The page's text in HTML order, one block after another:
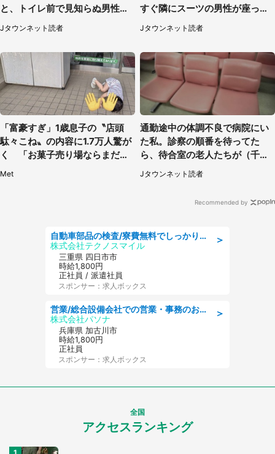
と、トイレ前で見知らぬ男性に
（東京都・女性）
Jタウンネット読者
すぐ隣にスーツの男性が座って
きて（千葉県・20代女性）
Jタウンネット読者
「富豪すぎ」1歳息子の〝店頭
駄々こね〟の内容に1.7万人驚が
く 「お菓子売り場ならまだし
も...」「ハードル高い」
Met
通勤途中の体調不良で病院にい
た私。診察の順番を待ってた
ら、待合室の老人たちが（千葉
県・50代男性）
Jタウンネット読者
Recommended by
＞
自動車部品の検査/寮費無料でしっかり稼げる denso aichi
株式会社テクノスマイル
三重県 四日市市
時給1,800円
正社員 / 派遣社員
スポンサー：求人ボックス
＞
営業/総合設備会社での営業・事務のお仕事/即日勤務可/車通勤可/営業/営業事務
株式会社パソナ
兵庫県 加古川市
時給1,800円
正社員
スポンサー：求人ボックス
全国
アクセスランキング